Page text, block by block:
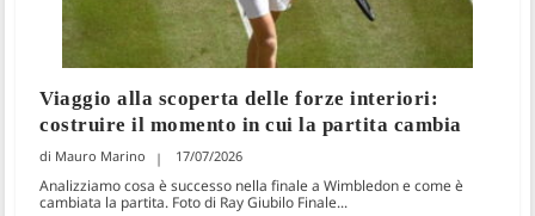
Viaggio alla scoperta delle forze interiori:
costruire il momento in cui la partita cambia
Mauro Marino 17/07/2026
Analizziamo cosa è successo nella finale a Wimbledon e come è
cambiata la partita. Foto di Ray Giubilo Finale...